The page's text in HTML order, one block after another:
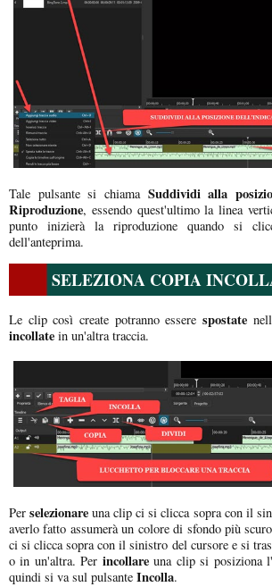
Tale pulsante si chiama Suddividi alla
Riproduzione, essendo quest'ultimo la linea
punto inizierà la riproduzione quando si
dell'anteprima.
SELEZIONA COPIA
Le clip così create potranno esserespostate
incollate in un'altra traccia.
Perselezionare una clip ci si clicca sopra con il
averlo fatto assumerà un colore di sfondo più
ci si clicca sopra con il sinistro del cursore e si
o in un'altra. Per incollareuna clip si posiziona
quindi si va sul pulsante Incolla.